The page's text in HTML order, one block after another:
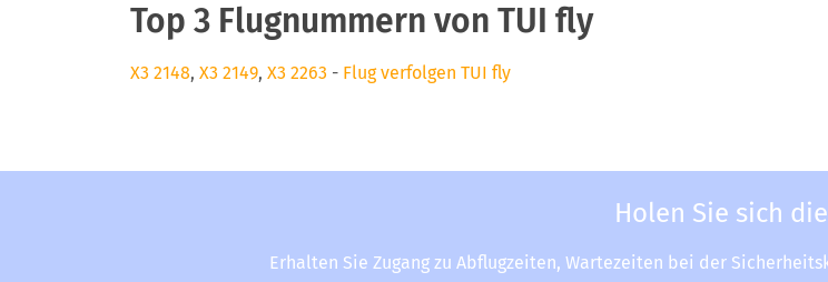
Top 3 Flugnummern von TUI fly
X3 2148, X3 2149, X3 2263 - Flug verfolgen TUI fly
Holen Sie sich
Erhalten Sie Zugang zu Abflugzeiten, Wartezeiten bei der